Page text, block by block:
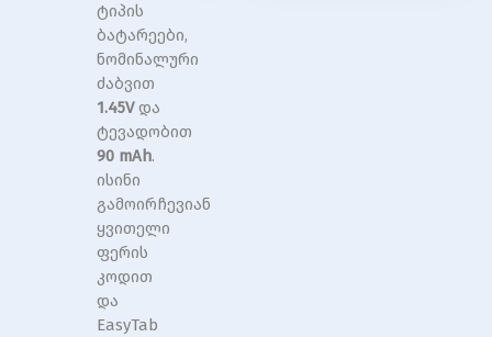
ტიპის
ბატარეები,
ნომინალური
ძაბვით
1.45Vდა
ტევადობით
90 mAh.
ისინი
გამოირჩევიან
ყვითელი
ფერის
კოდით
და
EasyTab